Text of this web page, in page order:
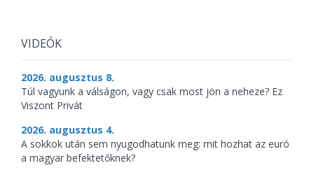
VIDEÓK
2026. augusztus 8.
Túl vagyunk a válságon, vagy csak most jön a neheze? Ez
Viszont Privát
2026. augusztus 4.
A sokkok után sem nyugodhatunk meg: mit hozhat az euró
a magyar befektetőknek?